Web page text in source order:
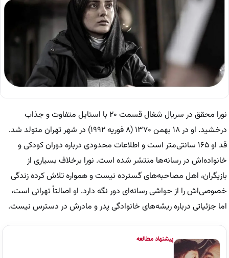
نورا محقق در سریال شغال قسمت ۲۰ با استایل متفاوت و جذاب
درخشید. او در ۱۸ بهمن ۱۳۷۰ (۸ فوریه ۱۹۹۲) در شهر تهران متولد شد.
قد او ۱۶۵ سانتی‌متر است و اطلاعات محدودی درباره دوران کودکی و
خانواده‌اش در رسانه‌ها منتشر شده است. نورا برخلاف بسیاری از
بازیگران، اهل مصاحبه‌های گسترده نیست و همواره تلاش کرده زندگی
خصوصی‌اش را از حواشی رسانه‌ای دور نگه دارد. او اصالتاً تهرانی است،
اما جزئیاتی درباره ریشه‌های خانوادگی پدر و مادرش در دسترس نیست.
پیشنهاد مطالعه